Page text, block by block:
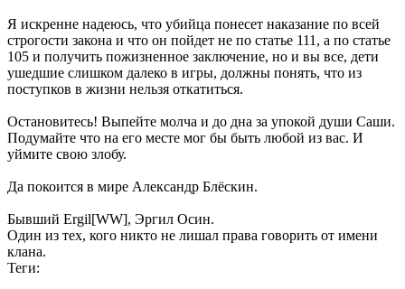
Я искренне надеюсь, что убийца понесет наказание по всей
строгости закона и что он пойдет не по статье 111, а по статье
105 и получить пожизненное заключение, но и вы все, дети
ушедшие слишком далеко в игры, должны понять, что из
поступков в жизни нельзя откатиться.
Остановитесь! Выпейте молча и до дна за упокой души Саши.
Подумайте что на его месте мог бы быть любой из вас. И
уймите свою злобу.
Да покоится в мире Александр Блёскин.
Бывший Ergil[WW], Эргил Осин.
Один из тех, кого никто не лишал права говорить от имени
клана.
Теги: